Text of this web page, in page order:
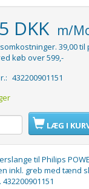
DKK m/
39,00 til
køb over 599,-
432200901151
LÆG I
til Philips
inkl. greb med tænd